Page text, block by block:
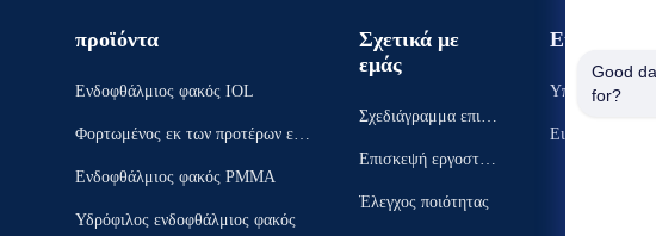
προϊόντα
Ενδοφθάλμιος φακός IOL
Φορτωμένος εκ των προτέρων ενδ
Ενδοφθάλμιος φακός PMMA
Υδρόφιλος ενδοφθάλμιος φακός
Σχετικά με
εμάς
Σχεδιάγραμμα επιχεί
Επισκεψή εργοστασί
Έλεγχος ποιότητας
Εκδηλώσεις
Υποθέσεις
Ειδήσεις
Good
for?